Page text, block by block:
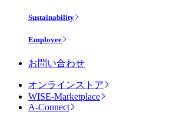
Sustainability
Employee
お問い合わせ
オンラインストア
WISE-Marketplace
A-Connect